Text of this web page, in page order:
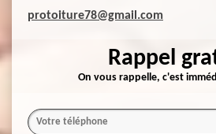
protoiture78@gmail.com
Rappel
On vous rappelle, c'est